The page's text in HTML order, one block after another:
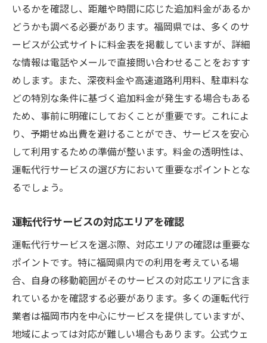
いるかを確認し、距離や時間に応じた追加料金があるか
どうかも調べる必要があります。福岡県では、多くのサ
ービスが公式サイトに料金表を掲載していますが、詳細
な情報は電話やメールで直接問い合わせることをおすす
めします。また、深夜料金や高速道路利用料、駐車料な
どの特別な条件に基づく追加料金が発生する場合もある
ため、事前に明確にしておくことが重要です。これによ
り、予期せぬ出費を避けることができ、サービスを安心
して利用するための準備が整います。料金の透明性は、
運転代行サービスの選び方において重要なポイントとな
るでしょう。
運転代行サービスの対応エリアを確認
運転代行サービスを選ぶ際、対応エリアの確認は重要な
ポイントです。特に福岡県内での利用を考えている場
合、自身の移動範囲がそのサービスの対応エリアに含ま
れているかを確認する必要があります。多くの運転代行
業者は福岡市内を中心にサービスを提供していますが、
地域によっては対応が難しい場合もあります。公式ウェ